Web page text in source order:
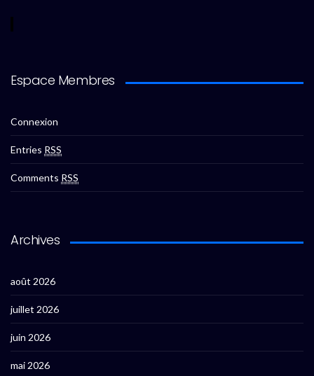
Espace Membres
Connexion
Entries RSS
Comments RSS
Archives
août 2026
juillet 2026
juin 2026
mai 2026